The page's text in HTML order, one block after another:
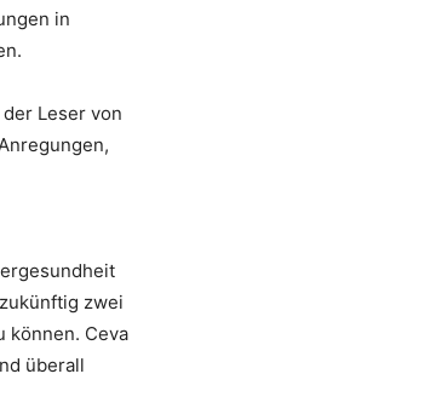
in
Leser von
zwei
können. Ceva
überall